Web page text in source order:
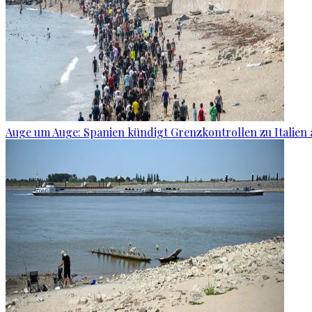
Auge um Auge: Spanien kündigt Grenzkontrollen zu Italien